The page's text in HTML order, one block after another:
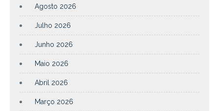
Agosto 2026
Julho 2026
Junho 2026
Maio 2026
Abril 2026
Março 2026